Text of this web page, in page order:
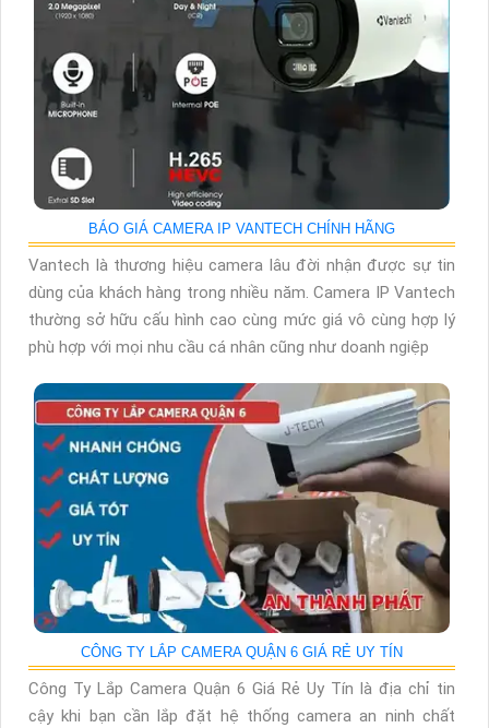
BÁO GIÁ CAMERA IP VANTECH CHÍNH HÃNG
Vantech là thương hiệu camera lâu đời nhận được sự tin
dùng của khách hàng trong nhiều năm. Camera IP Vantech
thường sở hữu cấu hình cao cùng mức giá vô cùng hợp lý
phù hợp với mọi nhu cầu cá nhân cũng như doanh ngiệp
CÔNG TY LẮP CAMERA QUẬN 6 GIÁ RẺ UY TÍN
Công Ty Lắp Camera Quận 6 Giá Rẻ Uy Tín là địa chỉ tin
cậy khi bạn cần lắp đặt hệ thống camera an ninh chất